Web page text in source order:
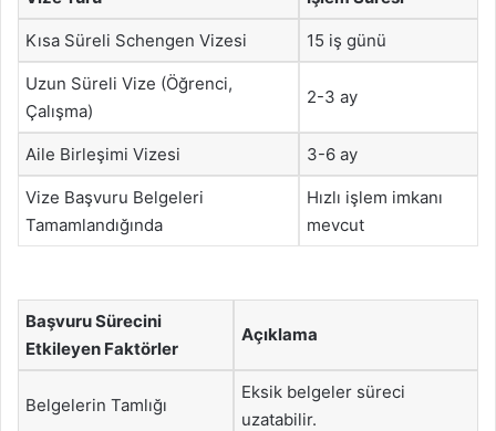
Kısa Süreli Schengen Vizesi 15 iş günü
Uzun Süreli Vize (Öğrenci,
Çalışma)
2-3 ay
Aile Birleşimi Vizesi 3-6 ay
Vize Başvuru Belgeleri
Tamamlandığında
Hızlı işlem imkanı
mevcut
Başvuru Sürecini
Etkileyen Faktörler
Açıklama
Belgelerin Tamlığı
Eksik belgeler süreci
uzatabilir.